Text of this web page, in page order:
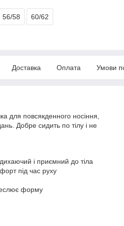
56/58 60/62
Доставка Оплата Умови
для повсякденного носіння,
Добре сидить по тілу і не
і приємний до тіла
під час руху
форму